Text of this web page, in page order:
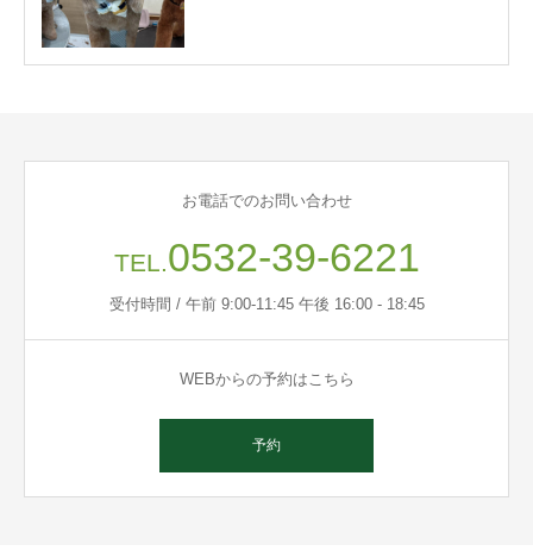
お電話でのお問い合わせ
TEL.0532-39-6221
受付時間 / 午前 9:00-11:45 午後 16:00 - 18:45
WEBからの予約はこちら
予約